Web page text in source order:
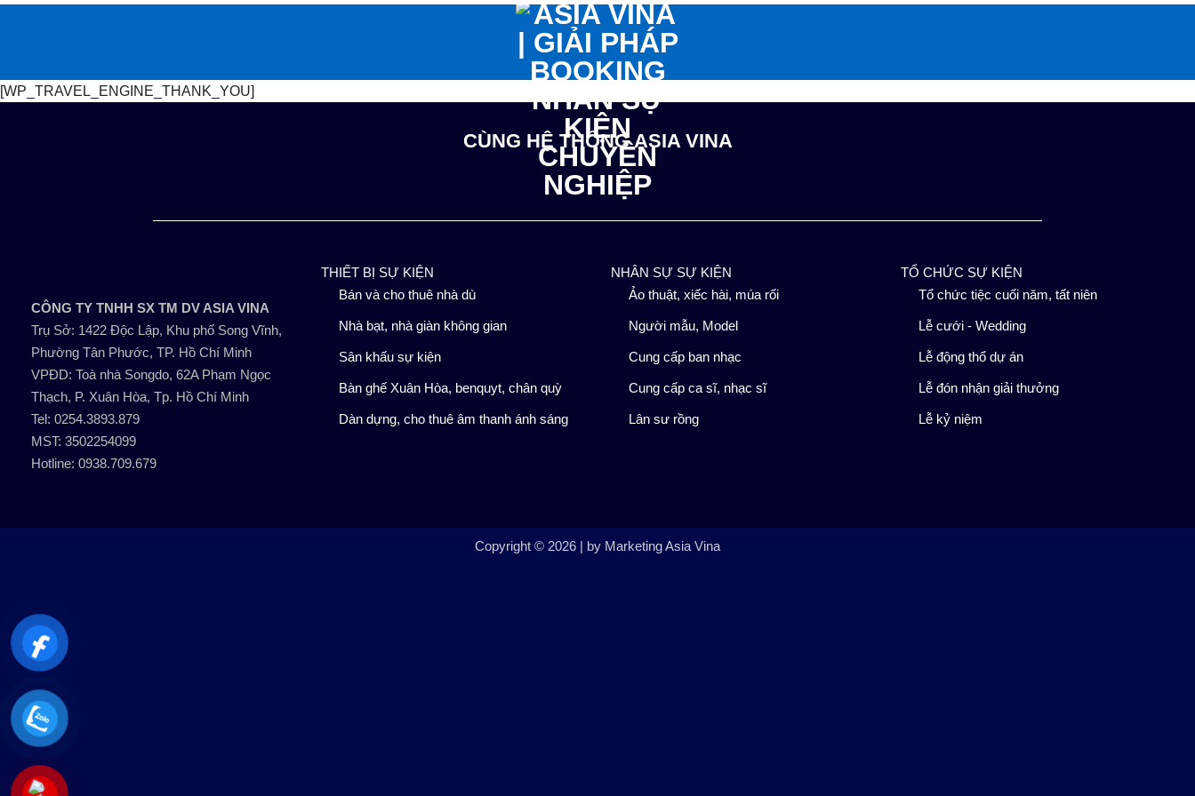
Bỏ
dung
[WP_TRAVEL_ENGINE_THANK_YOU]
CÙNG HỆ THỐNG ASIA VINA
CÔNG TY TNHH SX TM DV ASIA VINA
Trụ Sở: 1422 Độc Lập, Khu phố Song Vĩnh,
Phường Tân Phước, TP. Hồ Chí Minh
VPĐD: Toà nhà Songdo, 62A Phạm Ngọc
Thạch, P. Xuân Hòa, Tp. Hồ Chí Minh
Tel: 0254.3893.879
MST: 3502254099
Hotline: 0938.709.679
THIẾT BỊ SỰ KIỆN
Bán và cho thuê nhà dù
Nhà bạt, nhà giàn không gian
Sân khấu sự kiện
Bàn ghế Xuân Hòa, benquyt, chân quỳ
Dàn dựng, cho thuê âm thanh ánh sáng
NHÂN SỰ SỰ KIỆN
Ảo thuật, xiếc hài, múa rối
Người mẫu, Model
Cung cấp ban nhạc
Cung cấp ca sĩ, nhạc sĩ
Lân sư rồng
TỔ CHỨC SỰ KIỆN
Tổ chức tiệc cuối năm, tất niên
Lễ cưới - Wedding
Lễ động thổ dự án
Lễ đón nhận giải thưởng
Lễ kỷ niệm
Copyright © 2026 | by Marketing Asia Vina